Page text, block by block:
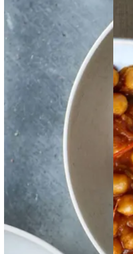
Nyfortolket
ket
cæsarsalat
cæsarsalat
med
med
gulärter,
gulärter,
høbagt
knoldselleri, knoldsel
leri,
grillet grillet
løg
og
og
ristede
ristede
nødder nødder
Vegetarisk
lat
Gem